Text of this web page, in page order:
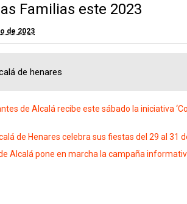
Familias este 2023
de 2023
de henares
de Alcalá recibe este sábado la iniciativa
de Henares celebra sus fiestas del 29 al 31
Alcalá pone en marcha la campaña